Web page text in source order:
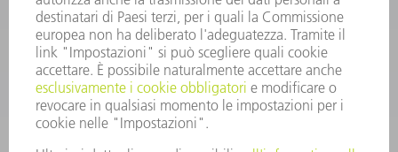
UTENSILI TRUMPF ITALIA
+39 02 48489482
lunedì a venerdì: 08:00 – 18:00
utensili@trumpf.com